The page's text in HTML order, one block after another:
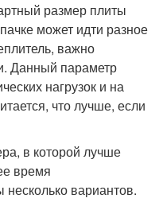
размер плиты
может идти разное
важно
Данный параметр
нагрузок и на
что лучше, если
в которой лучше
время
вариантов.